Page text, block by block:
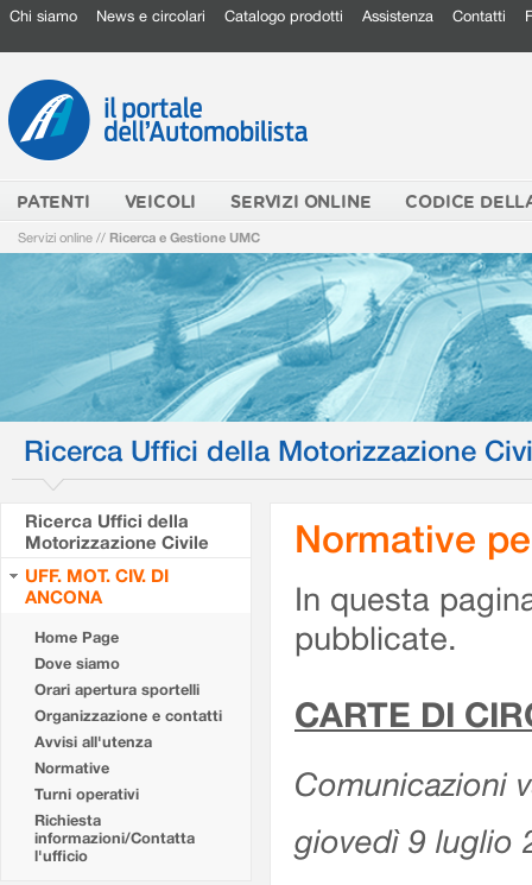
Chi siamo News e circolari Catalogo prodotti Assistenza Contatti
PATENTI VEICOLI SERVIZI ONLINE CODICE
Servizi online // Ricerca e Gestione UMC
Ricerca Uffici della Motorizzazione
Ricerca Uffici della
Motorizzazione Civile
UFF. MOT. CIV. DI
ANCONA
Home Page
Dove siamo
Orari apertura sportelli
Organizzazione e contatti
Avvisi all'utenza
Normative
Turni operativi
Richiesta
informazioni/Contatta
l'ufficio
Normative
In questa
pubblicate.
CARTE DI
Comunicazioni
giovedì 9 luglio